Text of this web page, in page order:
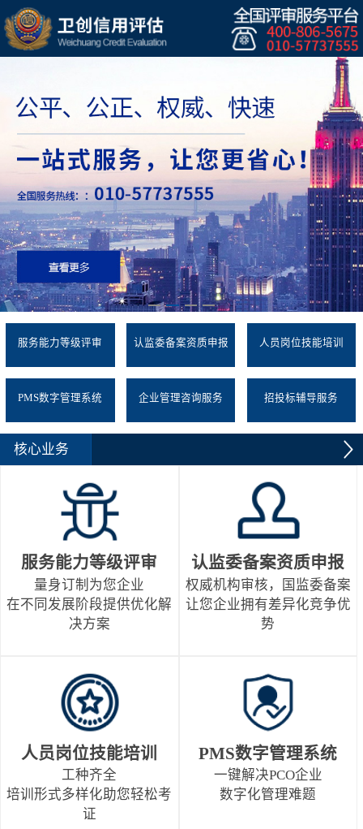
服务能力等级评审 认监委备案资质申报 人员岗位技能培训
PMS数字管理系统 企业管理咨询服务 招投标辅导服务
核心业务
服务能力等级评审
量身订制为您企业
在不同发展阶段提供优化解
决方案
认监委备案资质申报
权威机构审核，国监委备案
让您企业拥有差异化竞争优
势
人员岗位技能培训
工种齐全
培训形式多样化助您轻松考
证
PMS数字管理系统
一键解决PCO企业
数字化管理难题